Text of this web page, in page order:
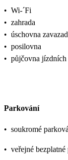
• Wi-´Fi
• zahrada
• úschovna
• posilovna
• půjčovna
Parkování
• soukromé
• veřejné